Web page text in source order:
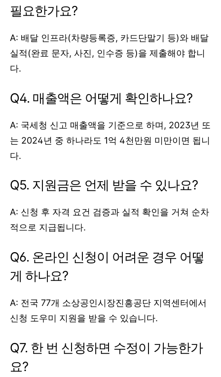
필요한가요?
A: 배달 인프라(차량등록증, 카드단말기 등)와 배달
실적(완료 문자, 사진, 인수증 등)을 제출해야 합니
다.
Q4. 매출액은 어떻게 확인하나요?
A: 국세청 신고 매출액을 기준으로 하며, 2023년 또
는 2024년 중 하나라도 1억 4천만원 미만이면 됩니
다.
Q5. 지원금은 언제 받을 수 있나요?
A: 신청 후 자격 요건 검증과 실적 확인을 거쳐 순차
적으로 지급됩니다.
Q6. 온라인 신청이 어려운 경우 어떻
게 하나요?
A: 전국 77개 소상공인시장진흥공단 지역센터에서
신청 도우미 지원을 받을 수 있습니다.
Q7. 한 번 신청하면 수정이 가능한가
요?